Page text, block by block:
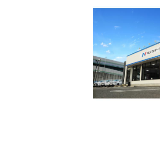
ETC
ランフラットタイヤ
－ フルフラットシート
－ シートヒーター
－ フロントカメラ
－ ルーフレール